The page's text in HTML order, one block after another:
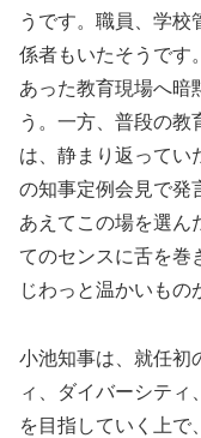
うです。職員、学校
係者もいたそうです
あった教育現場へ暗
う。一方、普段の教
は、静まり返ってい
の知事定例会見で発
あえてこの場を選ん
てのセンスに舌を巻
じわっと温かいもの
小池知事は、就任初
ィ、ダイバーシティ
を目指していく上で